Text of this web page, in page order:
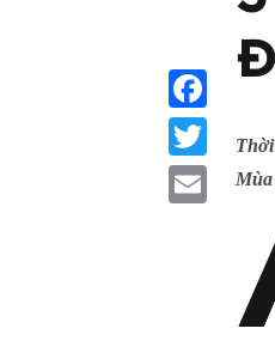
Facebook
Twitter